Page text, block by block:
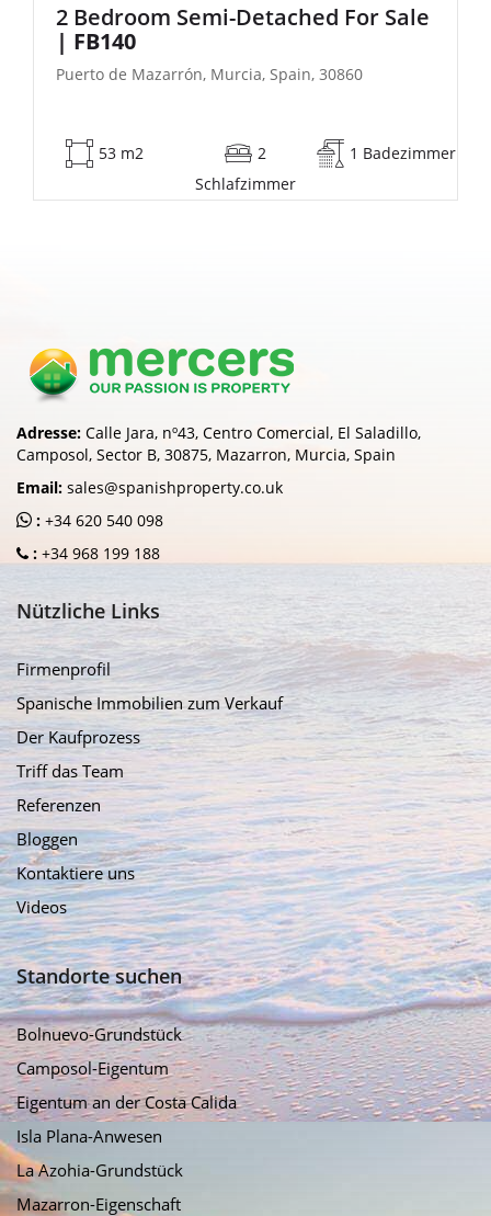
2 Bedroom Semi-Detached For Sale
| FB140
Puerto de Mazarrón, Murcia, Spain, 30860
53 m2
2
Schlafzimmer
1 Badezimmer
Adresse: Calle Jara, nº43, Centro Comercial, El Saladillo,
Camposol, Sector B, 30875, Mazarron, Murcia, Spain
Email: sales@spanishproperty.co.uk
: +34 620 540 098
: +34 968 199 188
Nützliche Links
Firmenprofil
Spanische Immobilien zum Verkauf
Der Kaufprozess
Triff das Team
Referenzen
Bloggen
Kontaktiere uns
Videos
Standorte suchen
Bolnuevo-Grundstück
Camposol-Eigentum
Eigentum an der Costa Calida
Isla Plana-Anwesen
La Azohia-Grundstück
Mazarron-Eigenschaft